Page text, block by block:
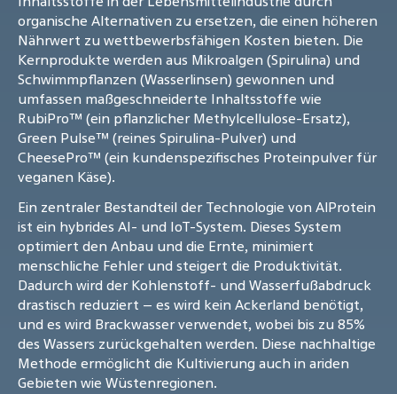
organische Alternativen zu ersetzen, die einen höheren
Nährwert zu wettbewerbsfähigen Kosten bieten. Die
Kernprodukte werden aus Mikroalgen (Spirulina) und
Schwimmpflanzen (Wasserlinsen) gewonnen und
umfassen maßgeschneiderte Inhaltsstoffe wie
RubiPro™ (ein pflanzlicher Methylcellulose-Ersatz),
Green Pulse™ (reines Spirulina-Pulver) und
CheesePro™ (ein kundenspezifisches Proteinpulver für
veganen Käse).
Ein zentraler Bestandteil der Technologie von AlProtein
ist ein hybrides AI- und IoT-System. Dieses System
optimiert den Anbau und die Ernte, minimiert
menschliche Fehler und steigert die Produktivität.
Dadurch wird der Kohlenstoff- und Wasserfußabdruck
drastisch reduziert – es wird kein Ackerland benötigt,
und es wird Brackwasser verwendet, wobei bis zu 85%
des Wassers zurückgehalten werden. Diese nachhaltige
Methode ermöglicht die Kultivierung auch in ariden
Gebieten wie Wüstenregionen.